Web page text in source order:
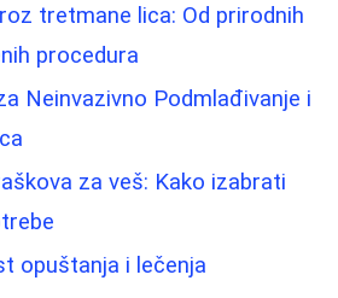
tretmane lica: Od prirodnih
procedura
Neinvazivno Podmlađivanje i
za veš: Kako izabrati
opuštanja i lečenja